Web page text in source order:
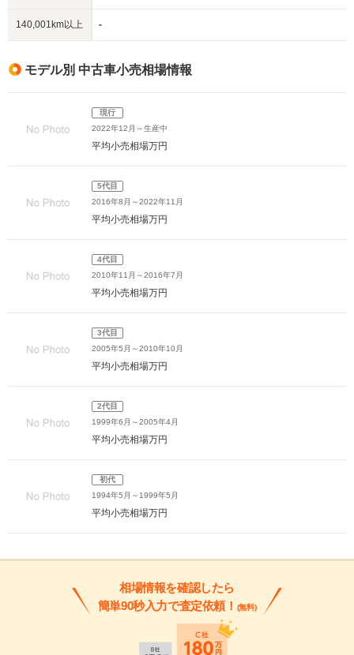
140,001km以上 -
モデル別 中古車小売相場情報
現行
2022年12月～生産中
平均小売相場万円
5代目
2016年8月～2022年11月
平均小売相場万円
4代目
2010年11月～2016年7月
平均小売相場万円
3代目
2005年5月～2010年10月
平均小売相場万円
2代目
1999年6月～2005年4月
平均小売相場万円
初代
1994年5月～1999年5月
平均小売相場万円
相場情報を確認したら
簡単90秒入力で査定依頼！ (無料)